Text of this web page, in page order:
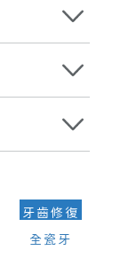
分院，香港亦設
費咨詢，讓人十
顧客同意並簽字
會及時告知客人
我們你原本預約
牙齒修復
全瓷牙